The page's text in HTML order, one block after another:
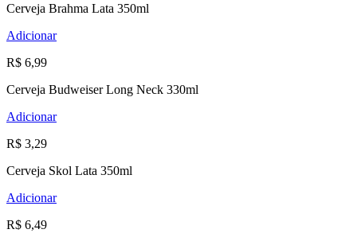
Cerveja Brahma Lata 350ml
Adicionar
R$ 6,99
Cerveja Budweiser Long Neck 330ml
Adicionar
R$ 3,29
Cerveja Skol Lata 350ml
Adicionar
R$ 6,49